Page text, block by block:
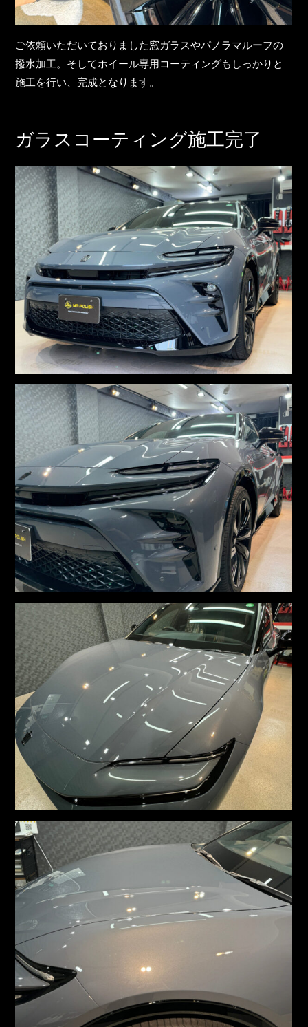
ご依頼いただいておりました窓ガラスやパノラマルーフの
撥水加工。そしてホイール専用コーティングもしっかりと
施工を行い、完成となります。
ガラスコーティング施工完了